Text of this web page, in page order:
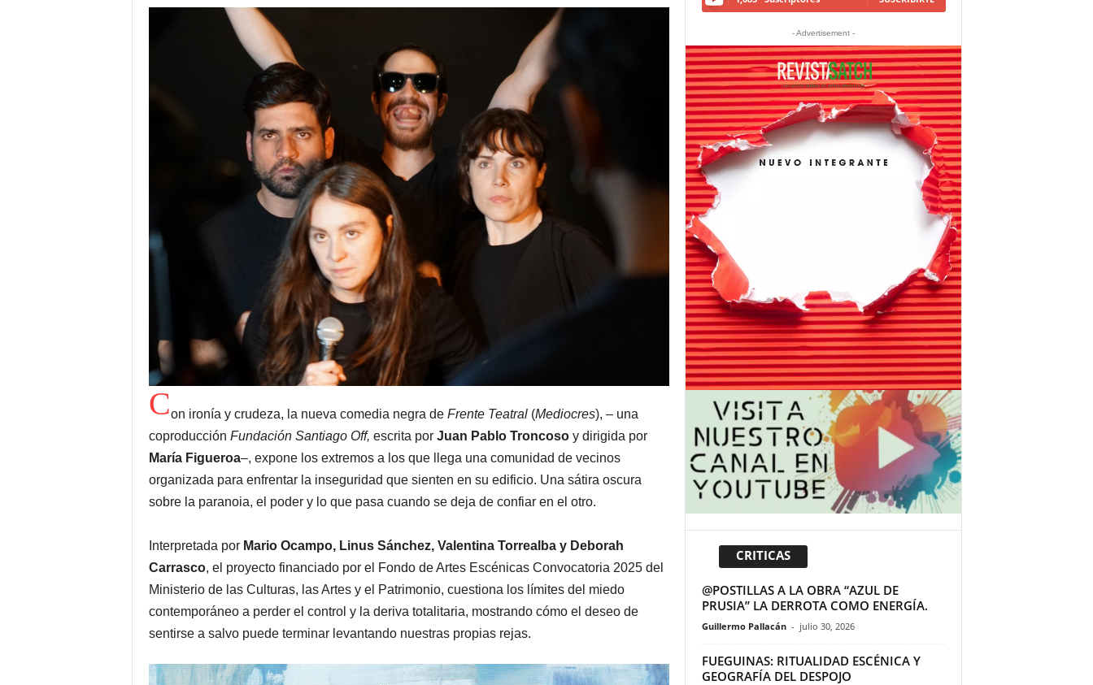
Con ironía y crudeza, la nueva comedia negra de Frente Teatral(Mediocres), – una
coproducción Fundación Santiago Off, escrita por Juan Pablo Troncosoy dirigida por
María Figueroa–, expone los extremos a los que llega una comunidad de vecinos
organizada para enfrentar la inseguridad que sienten en su edificio. Una sátira oscura
sobre la paranoia, el poder y lo que pasa cuando se deja de confiar en el otro.
Interpretada por Mario Ocampo, Linus Sánchez, Valentina Torrealba y Deborah
Carrasco, el proyecto financiado por el Fondo de Artes Escénicas Convocatoria 2025 del
Ministerio de las Culturas, las Artes y el Patrimonio, cuestiona los límites del miedo
contemporáneo a perder el control y la deriva totalitaria, mostrando cómo el deseo de
sentirse a salvo puede terminar levantando nuestras propias rejas.
- Advertisement -
CRITICAS
@POSTILLAS A LA OBRA “AZUL DE
PRUSIA” LA DERROTA COMO ENERGÍA.
Guillermo Pallacán - julio 30, 2026
FUEGUINAS: RITUALIDAD ESCÉNICA Y
GEOGRAFÍA DEL DESPOJO